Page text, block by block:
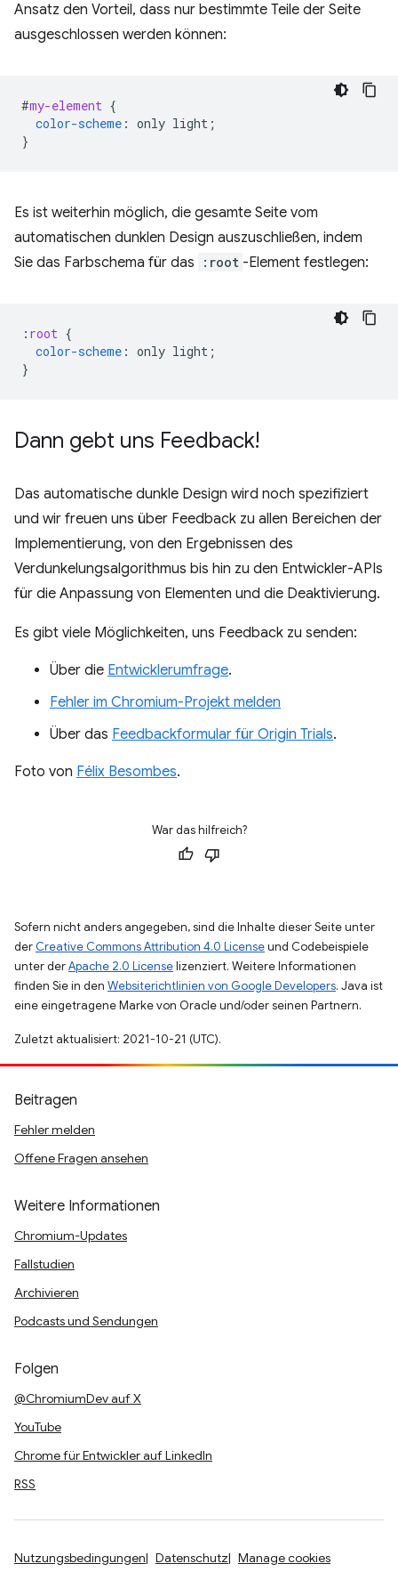
Ansatz den Vorteil, dass nur bestimmte Teile der Seite
ausgeschlossen werden können:
#my-element {
color-scheme : only light ;
}
Es ist weiterhin möglich, die gesamte Seite vom
automatischen dunklen Design auszuschließen, indem
Sie das Farbschema für das
:root -Element festlegen:
: root {
color-scheme : only light ;
}
Dann gebt uns Feedback!
Das automatische dunkle Design wird noch spezifiziert
und wir freuen uns über Feedback zu allen Bereichen der
Implementierung, von den Ergebnissen des
Verdunkelungsalgorithmus bis hin zu den Entwickler-APIs
für die Anpassung von Elementen und die Deaktivierung.
Es gibt viele Möglichkeiten, uns Feedback zu senden:
Über die Entwicklerumfrage.
Fehler im Chromium-Projekt melden
Über das Feedbackformular für Origin Trials.
Foto von Félix Besombes.
War das hilfreich?
Sofern nicht anders angegeben, sind die Inhalte dieser Seite unter
der Creative Commons Attribution 4.0 Licenseund Codebeispiele
unter derApache 2.0 Licenselizenziert. Weitere Informationen
finden Sie in den Websiterichtlinien von Google Developers. Java ist
eine eingetragene Marke von Oracle und/oder seinen Partnern.
Zuletzt aktualisiert: 2021-10-21 (UTC).
Beitragen
Fehler melden
Offene Fragen ansehen
Weitere Informationen
Chromium-Updates
Fallstudien
Archivieren
Podcasts und Sendungen
Folgen
@ChromiumDev auf X
YouTube
Chrome für Entwickler auf LinkedIn
RSS
Nutzungsbedingungen Datenschutz Manage cookies